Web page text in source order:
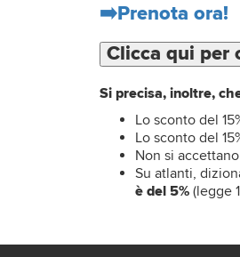
➡️Prenota ora!
Clicca qui per
Si precisa, inoltre,
Lo sconto del
Lo sconto del
Non si
Su atlanti,
è del 5% (legge